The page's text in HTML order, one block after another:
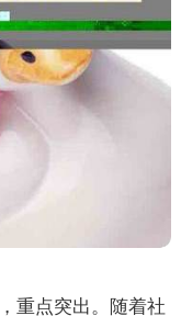
重点突出。随着社